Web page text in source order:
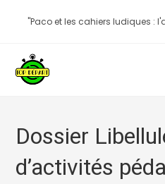
"Paco et les cahiers ludiques :
Dossier
d’activités